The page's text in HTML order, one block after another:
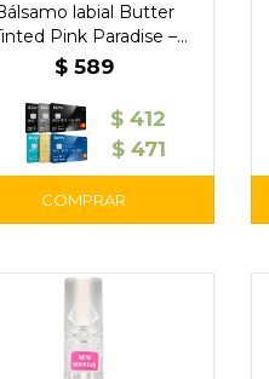
labial Butter
Pink Paradise –
Physicians
$ 589
$ 412
$ 471